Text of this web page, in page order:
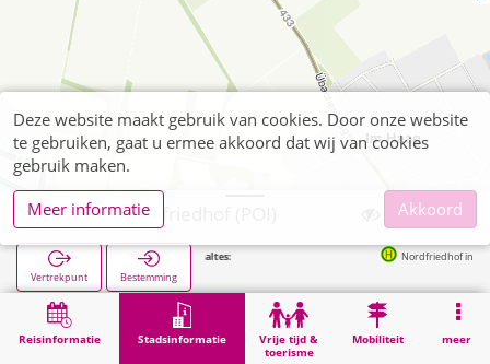
Reisinformatie Stadsinformatie
Vrije tijd &
toerisme
Mobiliteit meer
Alsdorf, Nordfriedhof (POI)
Vertrekpunt Bestemming
Volgende haltes: Nordfriedhof in 153m
Stadsinformatie Begraafplaatsen Alsdorf, Nordfriedhof (POI)
Deze website maakt gebruik van cookies. Door onze website
te gebruiken, gaat u ermee akkoord dat wij van cookies
gebruik maken.
Meer informatie
Akkoord